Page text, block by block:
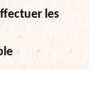
les